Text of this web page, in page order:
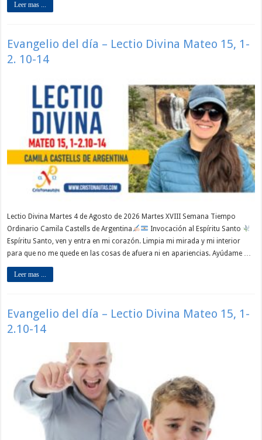
Leer mas ...
Evangelio del día – Lectio Divina Mateo 15, 1-
2. 10-14
Lectio Divina Martes 4 de Agosto de 2026 Martes XVIII Semana Tiempo
Ordinario Camila Castells de Argentina
Invocación al Espíritu Santo
Espíritu Santo, ven y entra en mi corazón. Limpia mi mirada y mi interior
para que no me quede en las cosas de afuera ni en apariencias. Ayúdame …
Leer mas ...
Evangelio del día – Lectio Divina Mateo 15, 1-
2.10-14